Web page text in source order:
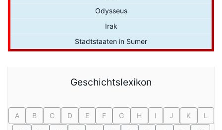
Odysseus
Irak
Stadtstaaten in Sumer
Geschichtslexikon
A B C D E F G H I J K
L